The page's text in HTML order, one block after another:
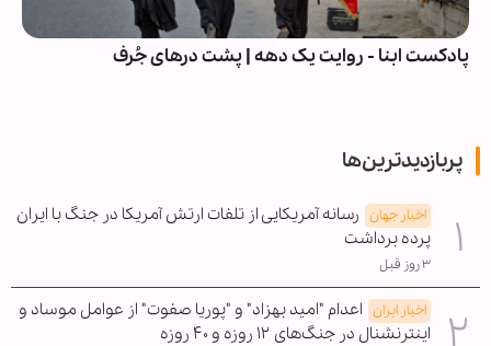
پادکست ابنا - روایت یک دهه | پشت درهای جُرف
پربازدیدترین‌ها
اخبار جهان رسانه آمریکایی از تلفات ارتش آمریکا در جنگ با ایران
پرده برداشت
۳ روز قبل
اخبار ایران اعدام "امید بهزاد" و "پوریا صفوت" از عوامل موساد و
اینترنشنال در جنگ‌های ۱۲ روزه و ۴۰ روزه